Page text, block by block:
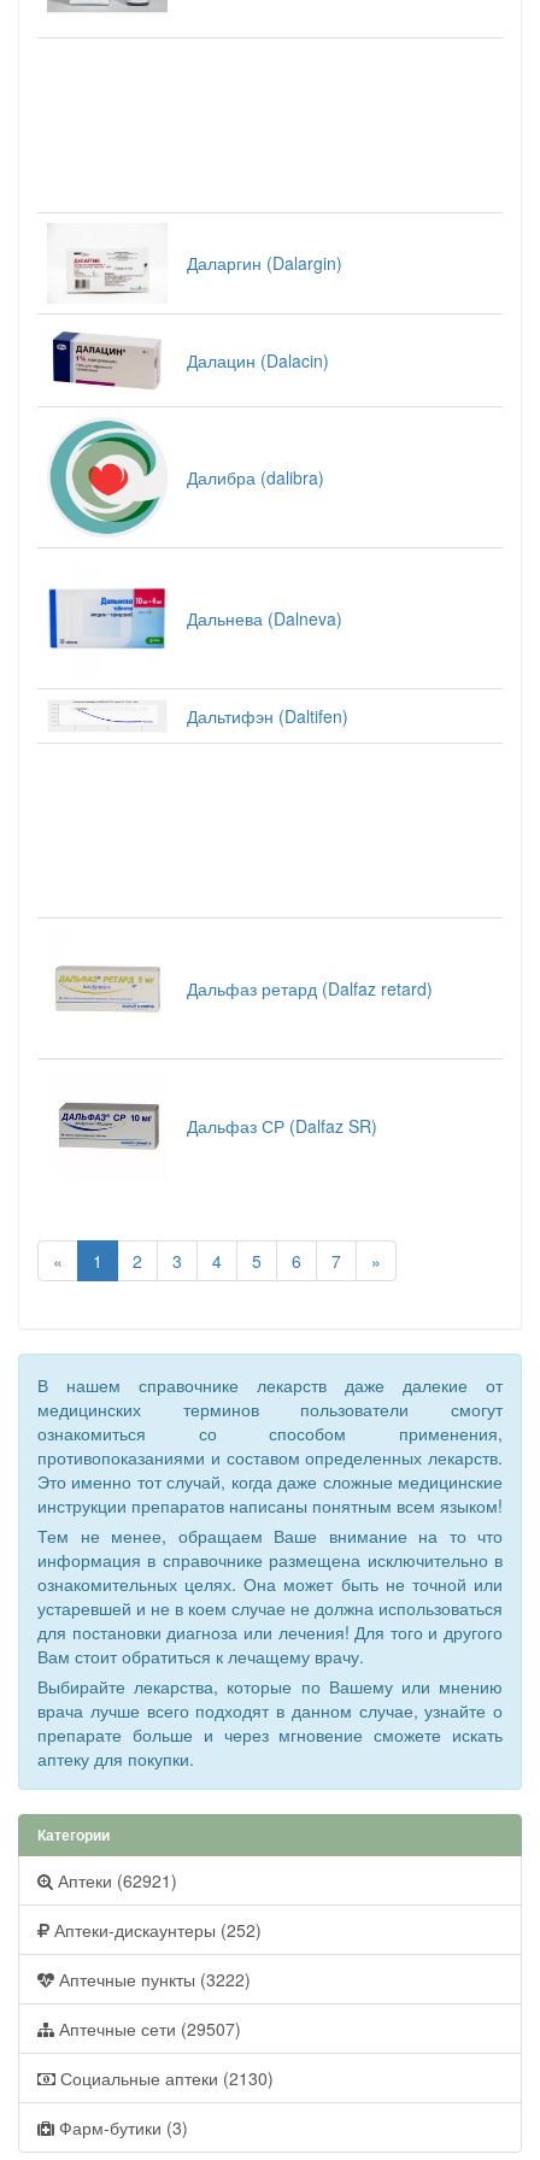
Даларгин (Dalargin)
Далацин (Dalacin)
Далибра (dalibra)
Дальнева (Dalneva)
Дальтифэн (Daltifen)
Дальфаз ретард (Dalfaz retard)
Дальфаз СР (Dalfaz SR)
« 1 2 3 4 5 6 7 »
В нашем справочнике лекарств даже далекие от
медицинских терминов пользователи смогут
ознакомиться со способом применения,
противопоказаниями и составом определенных лекарств.
Это именно тот случай, когда даже сложные медицинские
инструкции препаратов написаны понятным всем языком!
Тем не менее, обращаем Ваше внимание на то что
информация в справочнике размещена исключительно в
ознакомительных целях. Она может быть не точной или
устаревшей и не в коем случае не должна использоваться
для постановки диагноза или лечения! Для того и другого
Вам стоит обратиться к лечащему врачу.
Выбирайте лекарства, которые по Вашему или мнению
врача лучше всего подходят в данном случае, узнайте о
препарате больше и через мгновение сможете искать
аптеку для покупки.
Категории
Аптеки (62921)
Аптеки-дискаунтеры (252)
Аптечные пункты (3222)
Аптечные сети (29507)
Социальные аптеки (2130)
Фарм-бутики (3)